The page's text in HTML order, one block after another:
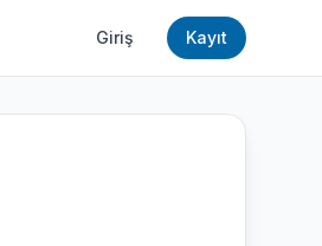
Giriş Kayıt